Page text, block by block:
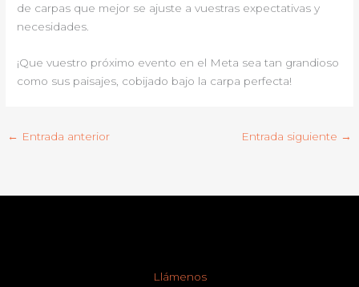
de carpas que mejor se ajuste a vuestras expectativas y
necesidades.
¡Que vuestro próximo evento en el Meta sea tan grandioso
como sus paisajes, cobijado bajo la carpa perfecta!
← Entrada anterior Entrada siguiente →
Llámenos